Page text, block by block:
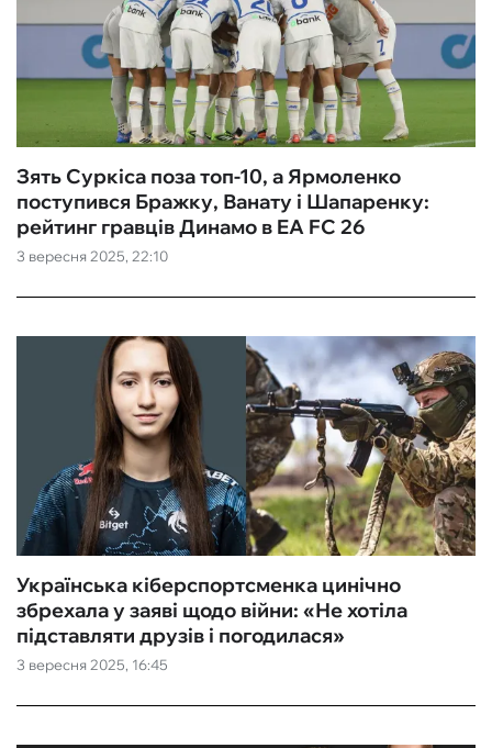
3 вересня 2025, 22:10
Зять Суркіса поза топ-10, а Ярмоленко
поступився Бражку, Ванату і Шапаренку:
рейтинг гравців Динамо в EA FC 26
3 вересня 2025, 16:45
Українська кіберспортсменка цинічно
збрехала у заяві щодо війни: «Не хотіла
підставляти друзів‎ і погодилася»